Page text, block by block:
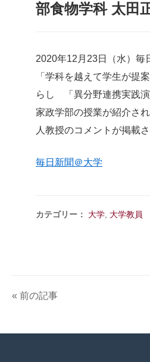
部食物学科 太田
2020年12月23日（水）毎
「学科を越えて学生が提
らし 「異分野連携実践演
家政学部の授業が紹介さ
人教授のコメントが掲載さ
毎日新聞＠大学
カテゴリー： 大学 大学教員
« 前の記事